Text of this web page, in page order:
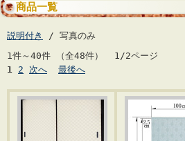
商品一覧
説明付き
/ 写真のみ
1件～40件 （全48件） 1/2ページ
1 2 次へ 最後へ